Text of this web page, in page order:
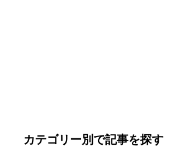
カテゴリー別で記事を探す